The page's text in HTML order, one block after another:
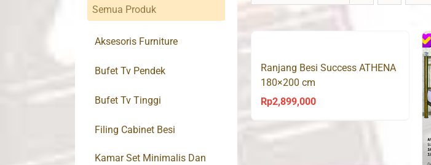
Ranjang Besi Success ATHENA
180×200 cm
Rp2,899,000
Semua Produk
Aksesoris Furniture
Bufet Tv Pendek
Bufet Tv Tinggi
Filing Cabinet Besi
Kamar Set Minimalis Dan